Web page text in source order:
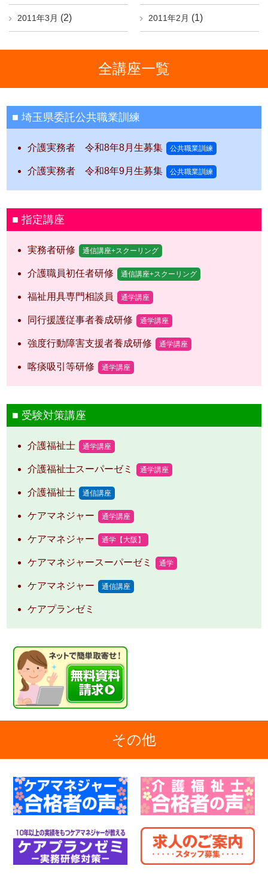
2011年3月 (2) 2011年2月 (1)
全講座一覧
埼玉県委託公共職業訓練
介護実務者 令和8年8月生募集 公共職業訓練
介護実務者 令和8年9月生募集 公共職業訓練
指定講座
実務者研修 通信講座+スクーリング
介護職員初任者研修 通信講座+スクーリング
福祉用具専門相談員 通学講座
同行援護従事者養成研修 通学講座
強度行動障害支援者養成研修 通学講座
喀痰吸引等研修 通学講座
受験対策講座
介護福祉士 通学講座
介護福祉士スーパーゼミ 通学講座
介護福祉士 通信講座
ケアマネジャー 通学講座
ケアマネジャー 通学【大阪】
ケアマネジャースーパーゼミ 通学
ケアマネジャー 通信講座
ケアプランゼミ
その他